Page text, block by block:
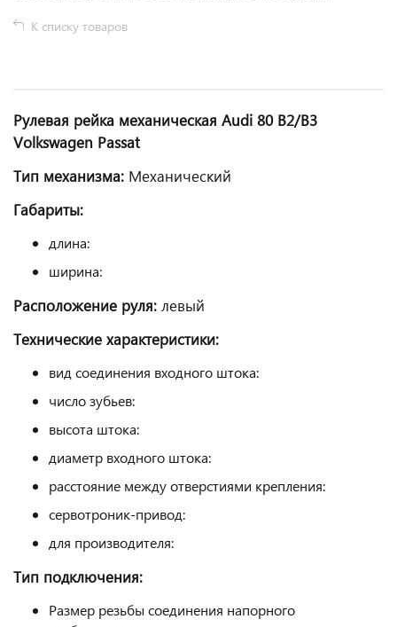
К списку товаров
Рулевая рейка механическая Audi 80 B2/B3
Volkswagen Passat
Тип механизма: Механический
Габариты:
длина:
ширина:
Расположение руля: левый
Технические характеристики:
вид соединения входного штока:
число зубьев:
высота штока:
диаметр входного штока:
расстояние между отверстиями крепления:
сервотроник-привод:
для производителя:
Тип подключения:
Размер резьбы соединения напорного